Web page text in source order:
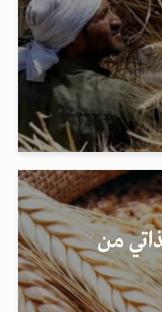
من